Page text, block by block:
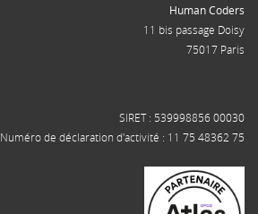
Human Coders
11 bis passage Doisy
75017 Paris
SIRET : 539998856 00030
Numéro de déclaration d'activité : 11 75 48362 75